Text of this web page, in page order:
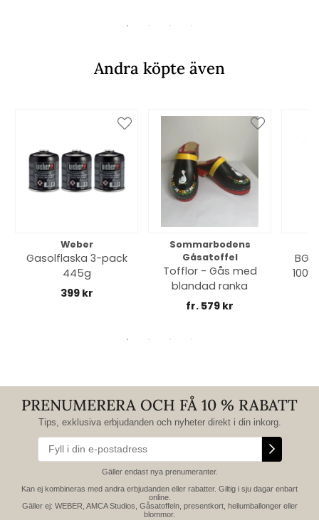
Andra köpte även
Weber
Gasolflaska 3-pack
445g
399 kr
Sommarbodens
Gåsatoffel
Tofflor - Gås med
blandad ranka
fr. 579 kr
PRENUMERERA OCH FÅ 10 % RABATT
Tips, exklusiva erbjudanden och nyheter direkt i din inkorg.
Gäller endast nya prenumeranter.
Kan ej kombineras med andra erbjudanden eller rabatter. Giltig i sju dagar enbart
online.
Gäller ej: WEBER, AMCA Studios, Gåsatoffeln, presentkort, heliumballonger eller
blommor.